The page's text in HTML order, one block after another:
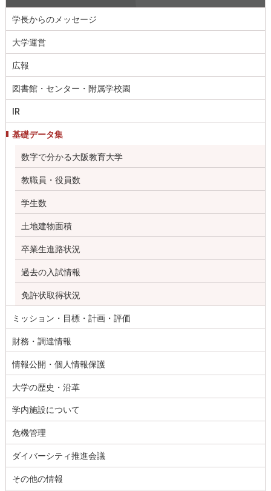
学長からのメッセージ
大学運営
広報
図書館・センター・附属学校園
IR
基礎データ集
数字で分かる大阪教育大学
教職員・役員数
学生数
土地建物面積
卒業生進路状況
過去の入試情報
免許状取得状況
ミッション・目標・計画・評価
財務・調達情報
情報公開・個人情報保護
大学の歴史・沿革
学内施設について
危機管理
ダイバーシティ推進会議
その他の情報